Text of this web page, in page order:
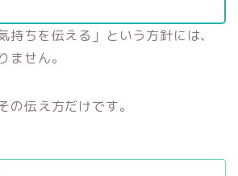
持ちを伝える」という方針には、
ません。
の伝え方だけです。